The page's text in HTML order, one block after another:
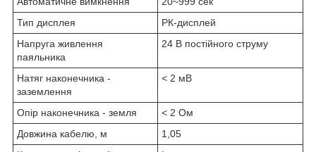
Тип дисплея
РК-дисплей
Напруга живлення
паяльника
24 В постійного струму
Натяг наконечника -
заземлення
˂ 2 мВ
Опір наконечника - земля
˂ 2 Ом
Довжина кабелю, м
1,05